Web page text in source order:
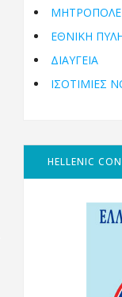
ΕΘΝΙΚΉ
ΔΙΑΥΓΕΙΑ
ΙΣΟΤΙΜΙΕΣ
HELLENIC